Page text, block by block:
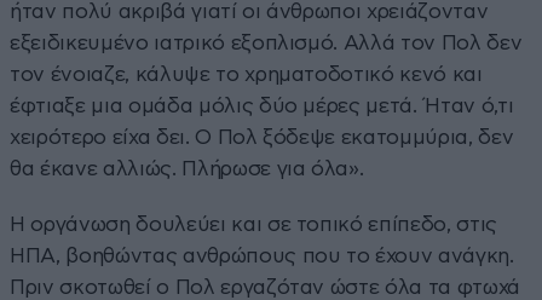
ήταν πολύ ακριβά γιατί οι άνθρωποι χρειάζονταν
εξειδικευμένο ιατρικό εξοπλισμό. Αλλά τον Πολ δεν
τον ένοιαζε, κάλυψε το χρηματοδοτικό κενό και
έφτιαξε μια ομάδα μόλις δύο μέρες μετά. Ήταν ό,τι
χειρότερο είχα δει. Ο Πολ ξόδεψε εκατομμύρια, δεν
θα έκανε αλλιώς. Πλήρωσε για όλα».
Η οργάνωση δουλεύει και σε τοπικό επίπεδο, στις
ΗΠΑ, βοηθώντας ανθρώπους που το έχουν ανάγκη.
Πριν σκοτωθεί ο Πολ εργαζόταν ώστε όλα τα φτωχά